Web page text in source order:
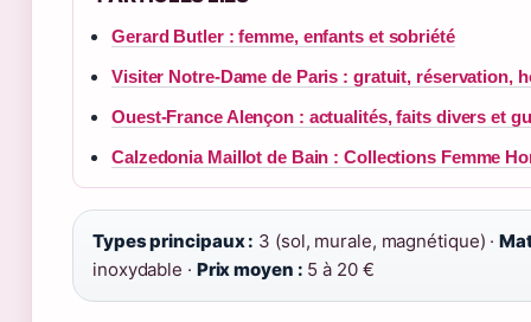
Gerard Butler : femme, enfants et sobriété
Visiter Notre-Dame de Paris : gratuit, réservation,
Ouest-France Alençon : actualités, faits divers et
Calzedonia Maillot de Bain : Collections Femme
Types principaux : 3 (sol, murale, magnétique) ·
inoxydable · Prix moyen : 5 à 20 €